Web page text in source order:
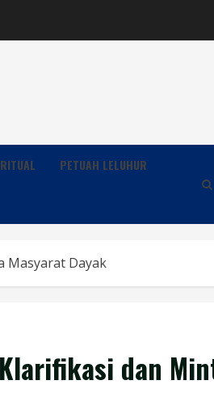
PETUAH LELUHUR
Masyarat Dayak
dan